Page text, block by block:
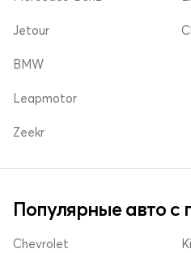
Jetour
BMW
Leapmotor
Zeekr
Популярные авто с
Chevrolet